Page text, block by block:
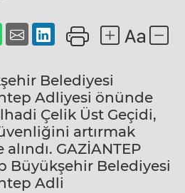
Belediyesi
Adliyesi önünde
Çelik Üst Geçidi,
artırmak
GAZİANTEP
Büyükşehir Belediyesi
Adli